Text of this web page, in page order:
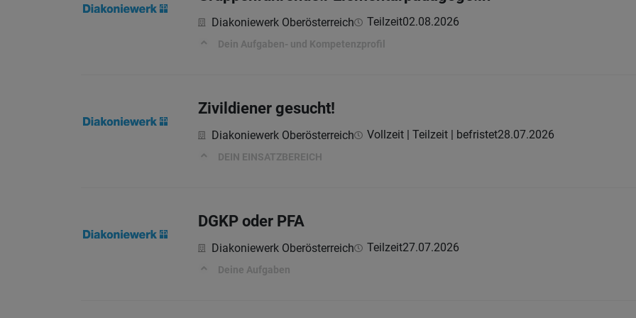
Diakoniewerk Oberösterreich Teilzeit02.08.2026
Dein Aufgaben- und Kompetenzprofil
Zivildiener gesucht!
Diakoniewerk Oberösterreich Vollzeit | Teilzeit | befristet28.07.2026
DEIN EINSATZBEREICH
DGKP oder PFA
Diakoniewerk Oberösterreich Teilzeit27.07.2026
Deine Aufgaben